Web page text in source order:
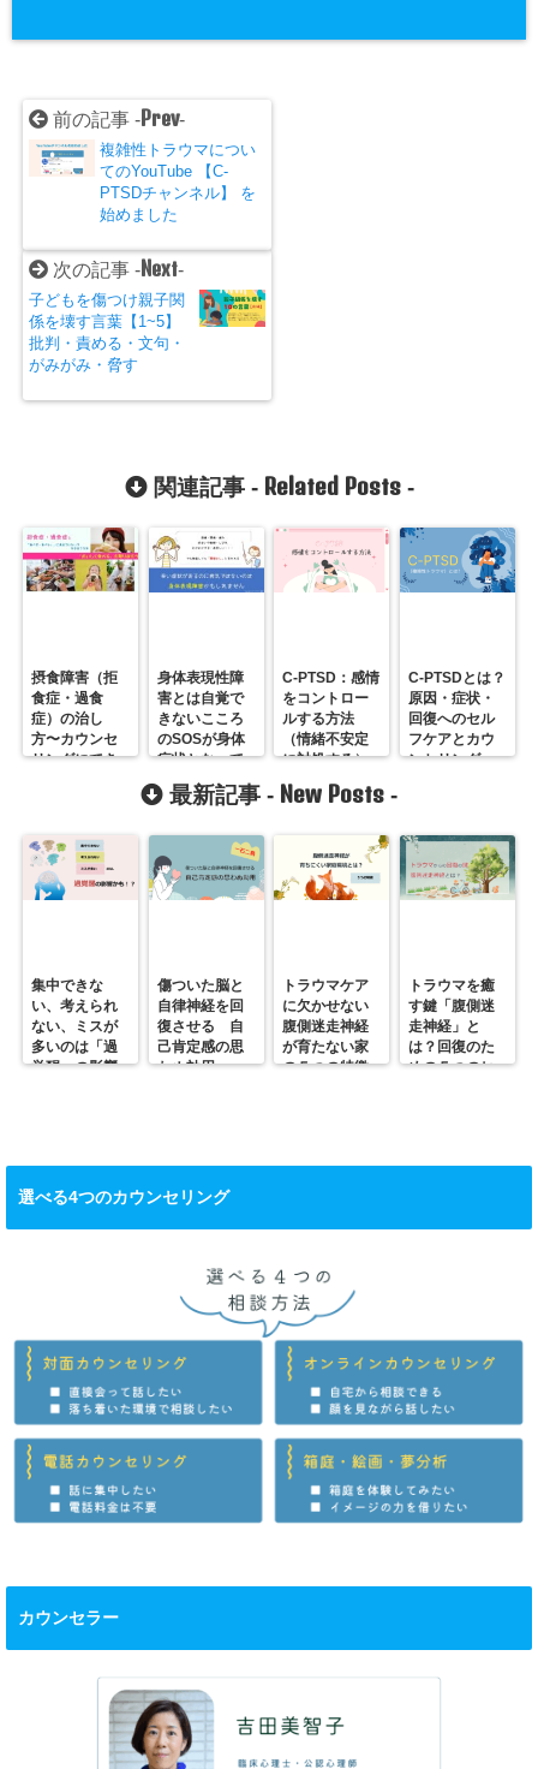
前の記事 - Prev-
複雑性トラウマについ
てのYouTube 【C-
PTSDチャンネル】 を
始めました
次の記事 - Next-
子どもを傷つけ親子関
係を壊す言葉【1~5】
批判・責める・文句・
がみがみ・脅す
関連記事 - Related Posts-
摂食障害（拒
食症・過食
症）の治し
方〜カウンセ
リングにでき
身体表現性障
害とは自覚で
きないこころ
のSOSが身体
症状となって
生じること
C-PTSD：感情
をコントロー
ルする方法
（情緒不安定
に対処する）
C-PTSDとは？
原因・症状・
回復へのセル
フケアとカウ
ンセリング
最新記事 - New Posts -
集中できな
い、考えられ
ない、ミスが
多いのは「過
覚醒」の影響
傷ついた脳と
自律神経を回
復させる 自
己肯定感の思
わぬ効用
トラウマケア
に欠かせない
腹側迷走神経
が育たない家
の５つの特徴
トラウマを癒
す鍵「腹側迷
走神経」と
は？回復のた
めの５つのヒ
選べる4つのカウンセリング
カウンセラー